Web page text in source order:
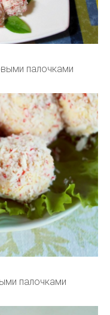
палочками
палочками